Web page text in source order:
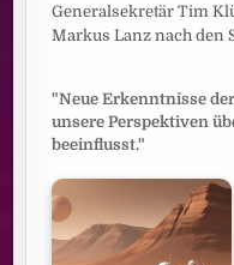
Generalsekretär Tim
Markus Lanz nach den
"Neue Erkenntnisse
unsere Perspektiven
beeinflusst."